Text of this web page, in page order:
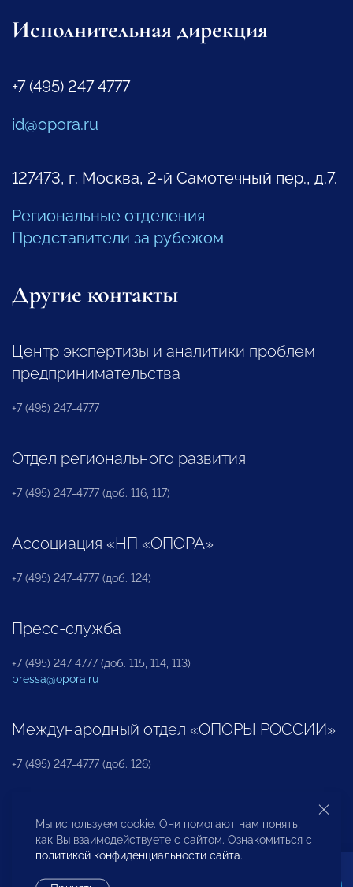
Исполнительная дирекция
+7 (495) 247 4777
id@opora.ru
127473, г. Москва, 2-й Самотечный пер., д.7.
Региональные отделения
Представители за рубежом
Другие контакты
Центр экспертизы и аналитики проблем
предпринимательства
+7 (495) 247-4777
Отдел регионального развития
+7 (495) 247-4777 (доб. 116, 117)
Ассоциация «НП «ОПОРА»
+7 (495) 247-4777 (доб. 124)
Пресс-служба
+7 (495) 247 4777 (доб. 115, 114, 113)
pressa@opora.ru
Международный отдел «ОПОРЫ РОССИИ»
+7 (495) 247-4777 (доб. 126)
Бюро по защите прав предпринимателей и
инвесторов
Мы используем cookie. Они помогают нам понять,
как Вы взаимодействуете с сайтом. Ознакомиться с
политикой конфиденциальности сайта.